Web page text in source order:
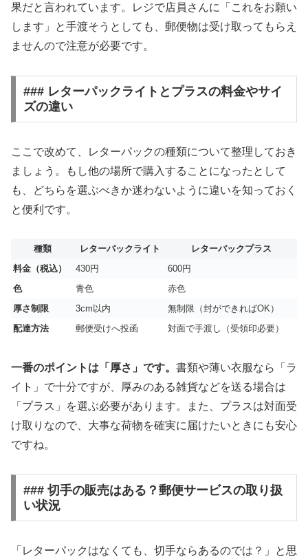
果だと言われています。レジで店員さんに「これをお願い
します」と手渡そうとしても、郵便物は受け取ってもらえ
ませんので注意が必要です。
### レターパックライトとプラスの料金やサイ
ズの違い
ここで改めて、レターパックの種類について整理しておき
ましょう。もし他の場所で購入することになったとして
も、どちらを選ぶべきか迷わないように違いを知っておく
と便利です。
種類 レターパックライト
レターパックプラス
料金（税込）
430円
600円
色
青色
赤色
厚さ制限
3cm以内
無制限（封ができればOK）
配達方法
郵便受けへ投函 対面で手渡し（受領印必要）
一番のポイントは「厚さ」です。 書類や薄い衣服なら「ラ
イト」で十分ですが、厚みのある雑貨などを送る場合は
「プラス」を選ぶ必要があります。また、プラスは対面受
け取りなので、大事な荷物を確実に届けたいときにも安心
ですね。
### 切手の販売はある？郵便サービスの取り扱
い状況
「レターパックはなくても、切手ならあるのでは？」と思